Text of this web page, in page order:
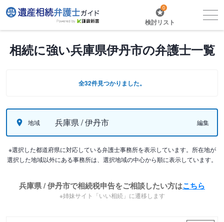
0
検討リスト
相続に強い兵庫県伊丹市の弁護士一覧
全32件見つかりました。
地域 兵庫県 / 伊丹市 編集
※選択した都道府県に対応している弁護士事務所を表示しています。所在地が
選択した地域以外にある事務所は、選択地域の中心から順に表示しています。
兵庫県 / 伊丹市で相続税申告をご相談したい方はこちら
※姉妹サイト「いい相続」に遷移します